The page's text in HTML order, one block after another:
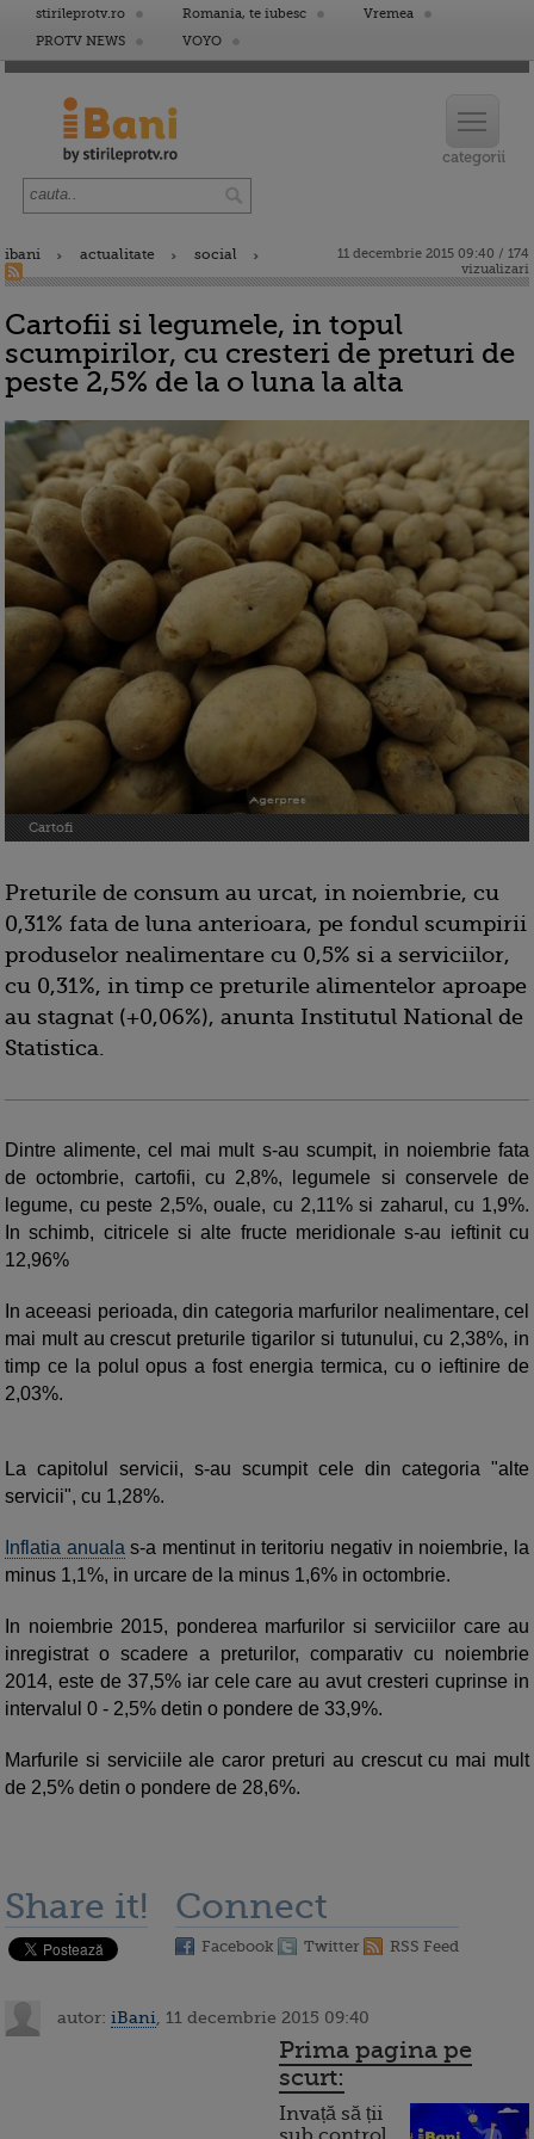
stirileprotv.ro Romania, te iubesc
Vremea
PROTV NEWS
VOYO
ibani actualitate social
11 decembrie 2015 09:40 / 174
vizualizari
Cartofii si legumele, in topul
scumpirilor, cu cresteri de preturi de
peste 2,5% de la o luna la alta
Cartofi
Preturile de consum au urcat, in noiembrie, cu
0,31% fata de luna anterioara, pe fondul scumpirii
produselor nealimentare cu 0,5% si a serviciilor,
cu 0,31%, in timp ce preturile alimentelor aproape
au stagnat (+0,06%), anunta Institutul National de
Statistica.
Dintre alimente, cel mai mult s-au scumpit, in noiembrie fata
de octombrie, cartofii, cu 2,8%, legumele si conservele de
legume, cu peste 2,5%, ouale, cu 2,11% si zaharul, cu 1,9%.
In schimb, citricele si alte fructe meridionale s-au ieftinit cu
12,96%
In aceeasi perioada, din categoria marfurilor nealimentare, cel
mai mult au crescut preturile tigarilor si tutunului, cu 2,38%, in
timp ce la polul opus a fost energia termica, cu o ieftinire de
2,03%.
La capitolul servicii, s-au scumpit cele din categoria "alte
servicii", cu 1,28%.
Inflatia anuala s-a mentinut in teritoriu negativ in noiembrie, la
minus 1,1%, in urcare de la minus 1,6% in octombrie.
In noiembrie 2015, ponderea marfurilor si serviciilor care au
inregistrat o scadere a preturilor, comparativ cu noiembrie
2014, este de 37,5% iar cele care au avut cresteri cuprinse in
intervalul 0 - 2,5% detin o pondere de 33,9%.
Marfurile si serviciile ale caror preturi au crescut cu mai mult
de 2,5% detin o pondere de 28,6%.
Share it! Connect
Facebook Twitter RSS Feed
autor: iBani , 11 decembrie 2015 09:40
Prima pagina pe
scurt:
Invață să ții